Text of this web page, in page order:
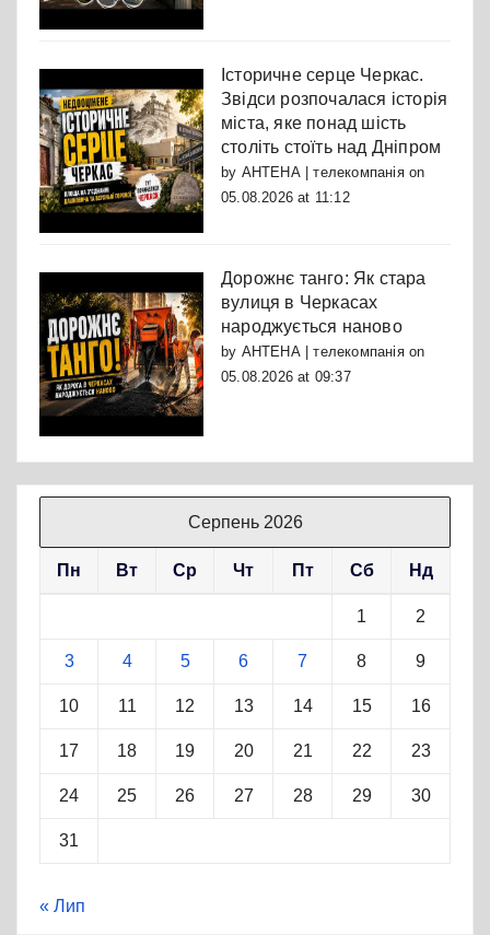
Історичне серце Черкас.
Звідси розпочалася історія
міста, яке понад шість
століть стоїть над Дніпром
by АНТЕНА | телекомпаніяon
05.08.2026 at 11:12
Дорожнє танго: Як стара
вулиця в Черкасах
народжується наново
by АНТЕНА | телекомпаніяon
05.08.2026 at 09:37
Серпень 2026
Пн Вт Ср Чт Пт Сб Нд
1 2
3 4 5 6 7 8 9
10 11 12 13 14 15 16
17 18 19 20 21 22 23
24 25 26 27 28 29 30
31
« Лип